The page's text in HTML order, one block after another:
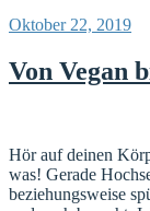
Veröffentlicht
Oktober 22, 2019
Von Vegan
Hör auf deinen
was! Gerade
beziehungsweise